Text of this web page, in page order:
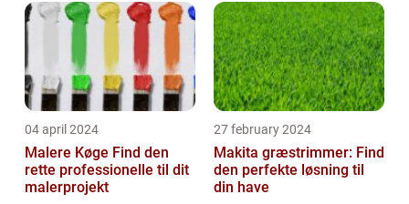
04 april 2024
Malere Køge Find den
rette professionelle til dit
malerprojekt
27 february 2024
Makita græstrimmer: Find
den perfekte løsning til
din have